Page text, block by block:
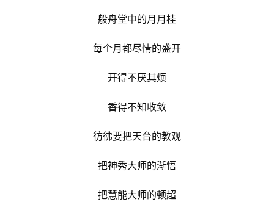
般舟堂中的月月桂
每个月都尽情的盛开
开得不厌其烦
香得不知收敛
彷彿要把天台的教观
把神秀大师的渐悟
把慧能大师的顿超